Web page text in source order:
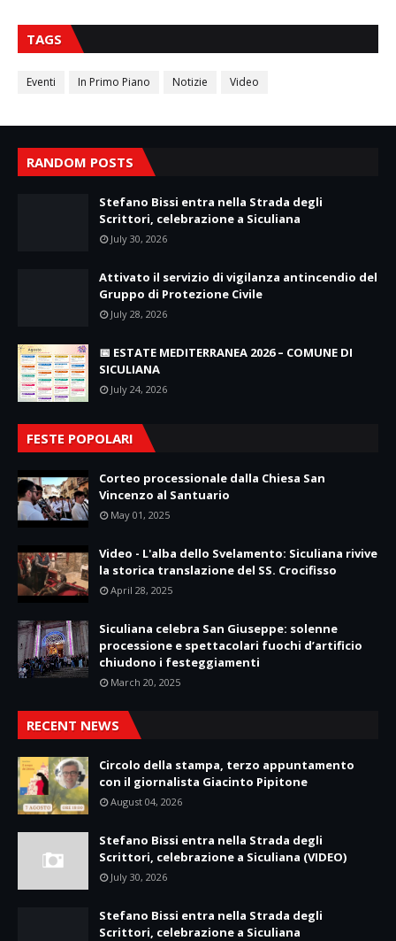
TAGS
Eventi In Primo Piano Notizie Video
RANDOM POSTS
Stefano Bissi entra nella Strada degli
Scrittori, celebrazione a Siculiana
July 30, 2026
Attivato il servizio di vigilanza antincendio del
Gruppo di Protezione Civile
July 28, 2026
📅 ESTATE MEDITERRANEA 2026 – COMUNE DI
SICULIANA
July 24, 2026
FESTE POPOLARI
Corteo processionale dalla Chiesa San
Vincenzo al Santuario
May 01, 2025
Video - L'alba dello Svelamento: Siculiana rivive
la storica translazione del SS. Crocifisso
April 28, 2025
Siculiana celebra San Giuseppe: solenne
processione e spettacolari fuochi d’artificio
chiudono i festeggiamenti
March 20, 2025
RECENT NEWS
Circolo della stampa, terzo appuntamento
con il giornalista Giacinto Pipitone
August 04, 2026
Stefano Bissi entra nella Strada degli
Scrittori, celebrazione a Siculiana (VIDEO)
July 30, 2026
Stefano Bissi entra nella Strada degli
Scrittori, celebrazione a Siculiana